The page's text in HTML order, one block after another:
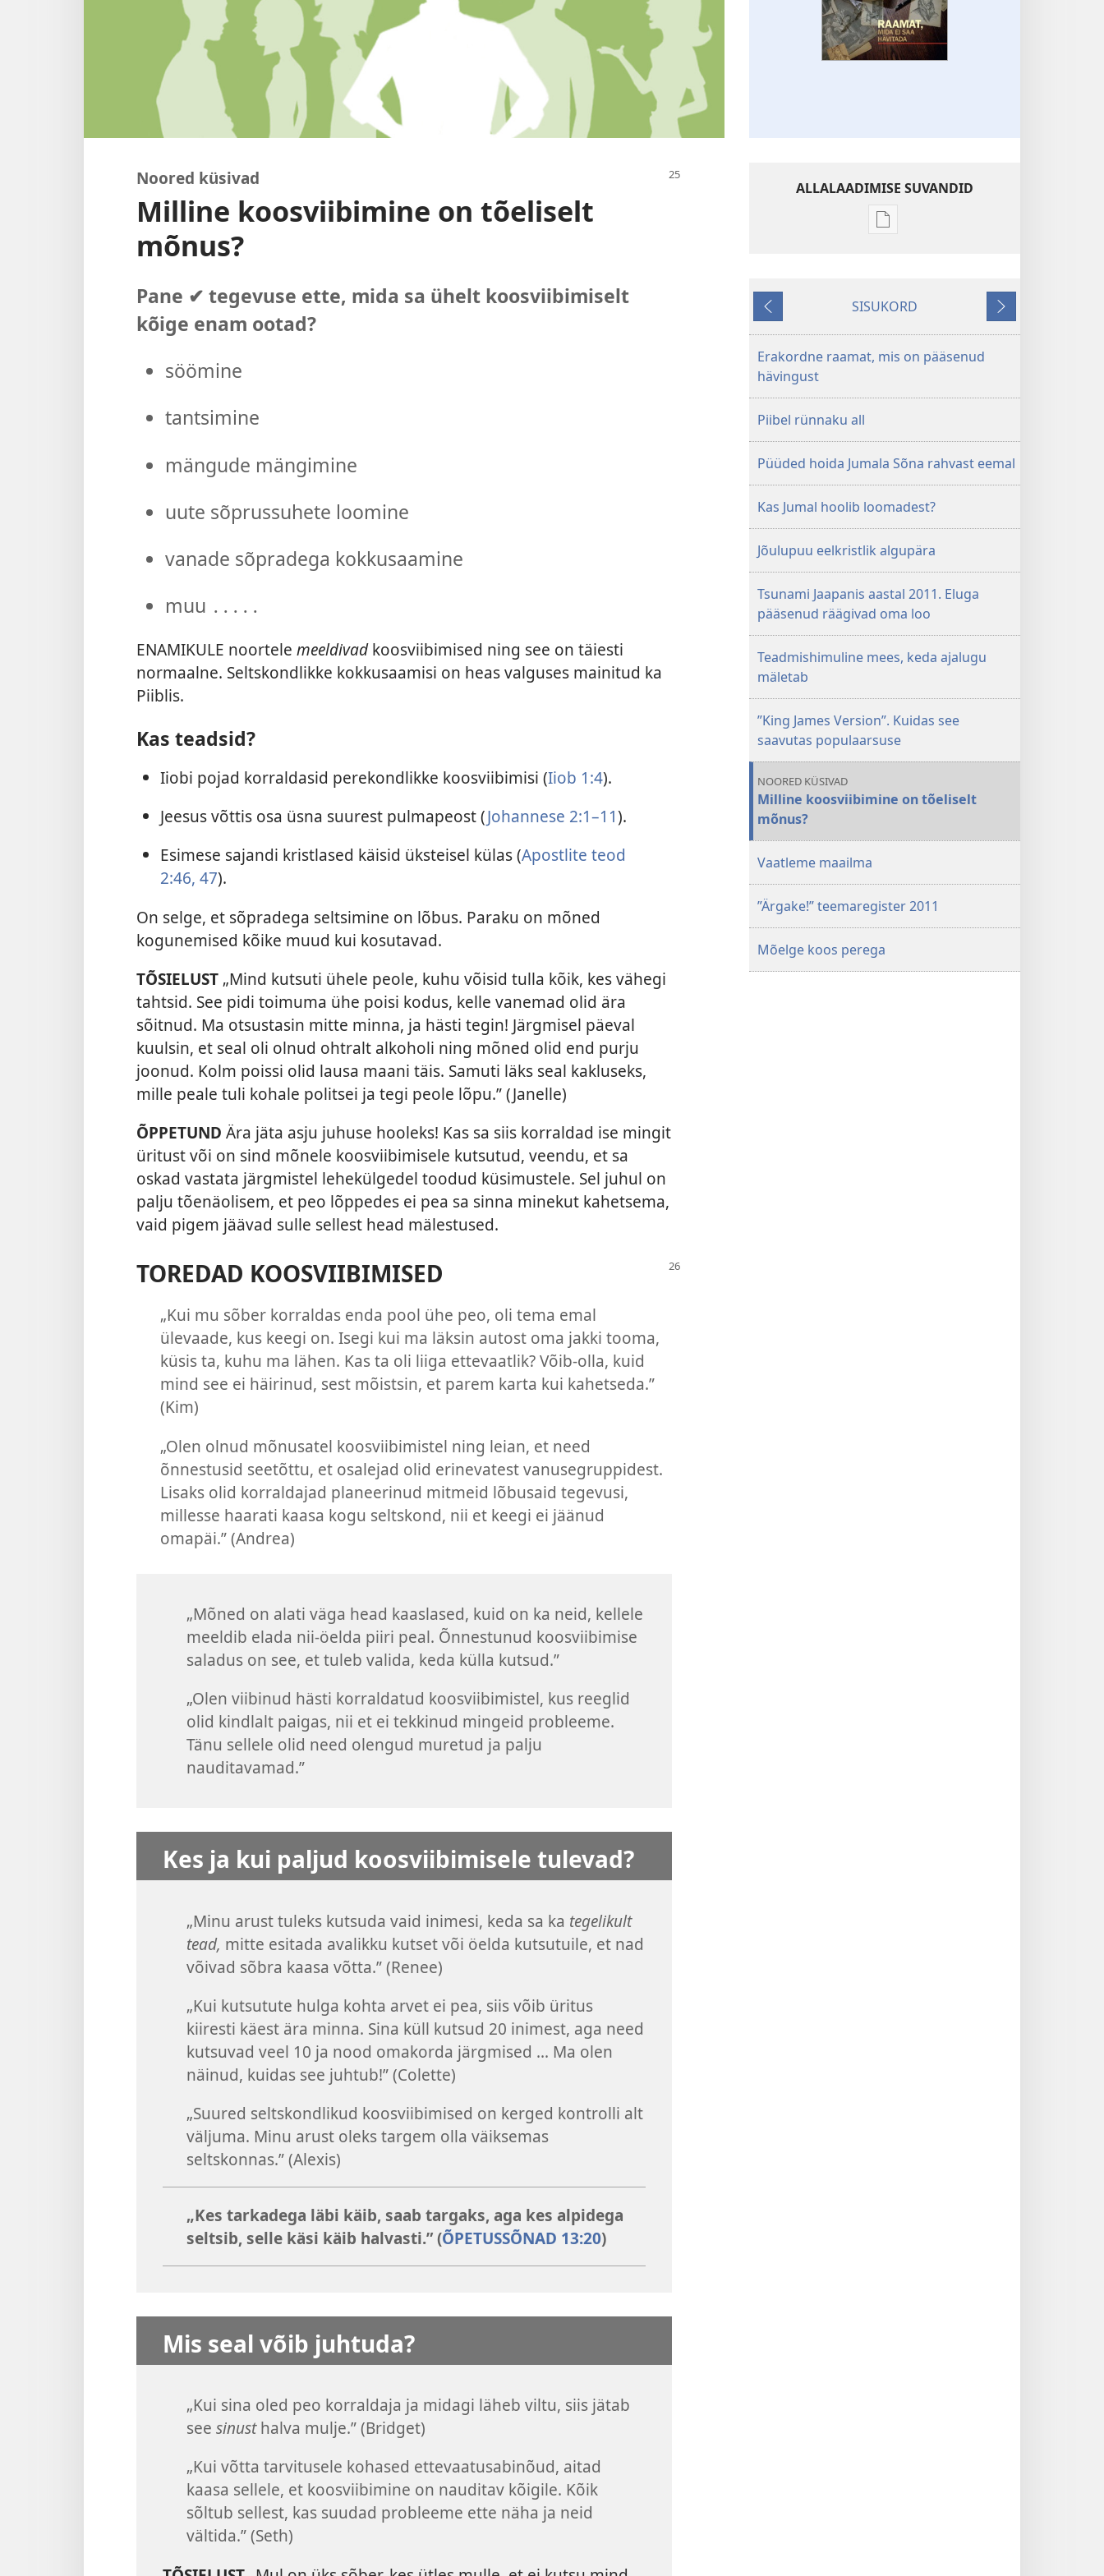
Noored küsivad
Milline koosviibimine on tõeliselt
mõnus?
Pane ✔ tegevuse ette, mida sa ühelt koosviibimiselt
kõige enam ootad?
söömine
tantsimine
mängude mängimine
uute sõprussuhete loomine
vanade sõpradega kokkusaamine
muu ․․․․․
ENAMIKULE noortele meeldivadkoosviibimised ning see on täiesti
normaalne. Seltskondlikke kokkusaamisi on heas valguses mainitud ka
Piiblis.
Kas teadsid?
Iiobi pojad korraldasid perekondlikke koosviibimisi (Iiob 1:4).
Jeesus võttis osa üsna suurest pulmapeost (Johannese 2:1–11).
Esimese sajandi kristlased käisid üksteisel külas (Apostlite teod
2:46, 47).
On selge, et sõpradega seltsimine on lõbus. Paraku on mõned
kogunemised kõike muud kui kosutavad.
TÕSIELUST „Mind kutsuti ühele peole, kuhu võisid tulla kõik, kes vähegi
tahtsid. See pidi toimuma ühe poisi kodus, kelle vanemad olid ära
sõitnud. Ma otsustasin mitte minna, ja hästi tegin! Järgmisel päeval
kuulsin, et seal oli olnud ohtralt alkoholi ning mõned olid end purju
joonud. Kolm poissi olid lausa maani täis. Samuti läks seal kakluseks,
mille peale tuli kohale politsei ja tegi peole lõpu.” (Janelle)
ÕPPETUND Ära jäta asju juhuse hooleks! Kas sa siis korraldad ise mingit
üritust või on sind mõnele koosviibimisele kutsutud, veendu, et sa
oskad vastata järgmistel lehekülgedel toodud küsimustele. Sel juhul on
palju tõenäolisem, et peo lõppedes ei pea sa sinna minekut kahetsema,
vaid pigem jäävad sulle sellest head mälestused.
TOREDAD KOOSVIIBIMISED
„Kui mu sõber korraldas enda pool ühe peo, oli tema emal
ülevaade, kus keegi on. Isegi kui ma läksin autost oma jakki tooma,
küsis ta, kuhu ma lähen. Kas ta oli liiga ettevaatlik? Võib-olla, kuid
mind see ei häirinud, sest mõistsin, et parem karta kui kahetseda.”
(Kim)
„Olen olnud mõnusatel koosviibimistel ning leian, et need
õnnestusid seetõttu, et osalejad olid erinevatest vanusegruppidest.
Lisaks olid korraldajad planeerinud mitmeid lõbusaid tegevusi,
millesse haarati kaasa kogu seltskond, nii et keegi ei jäänud
omapäi.” (Andrea)
„Mõned on alati väga head kaaslased, kuid on ka neid, kellele
meeldib elada nii-öelda piiri peal. Õnnestunud koosviibimise
saladus on see, et tuleb valida, keda külla kutsud.”
„Olen viibinud hästi korraldatud koosviibimistel, kus reeglid
olid kindlalt paigas, nii et ei tekkinud mingeid probleeme.
Tänu sellele olid need olengud muretud ja palju
nauditavamad.”
Kes ja kui paljud koosviibimisele tulevad?
„Minu arust tuleks kutsuda vaid inimesi, keda sa ka tegelikult
tead, mitte esitada avalikku kutset või öelda kutsutuile, et nad
võivad sõbra kaasa võtta.” (Renee)
„Kui kutsutute hulga kohta arvet ei pea, siis võib üritus
kiiresti käest ära minna. Sina küll kutsud 20 inimest, aga need
kutsuvad veel 10 ja nood omakorda järgmised ... Ma olen
näinud, kuidas see juhtub!” (Colette)
„Suured seltskondlikud koosviibimised on kerged kontrolli alt
väljuma. Minu arust oleks targem olla väiksemas
seltskonnas.” (Alexis)
„Kes tarkadega läbi käib, saab targaks, aga kes alpidega
seltsib, selle käsi käib halvasti.” (ÕPETUSSÕNAD 13:20)
Mis seal võib juhtuda?
„Kui sina oled peo korraldaja ja midagi läheb viltu, siis jätab
see sinusthalva mulje.” (Bridget)
„Kui võtta tarvitusele kohased ettevaatusabinõud, aitad
kaasa sellele, et koosviibimine on nauditav kõigile. Kõik
sõltub sellest, kas suudad probleeme ette näha ja neid
vältida.” (Seth)
ALLALAADIMISE SUVANDID
Väljaannete
Tagasi
SISUKORD
Edasi
Erakordne raamat, mis on pääsenud
hävingust
Piibel rünnaku all
Püüded hoida Jumala Sõna rahvast eemal
Kas Jumal hoolib loomadest?
Jõulupuu eelkristlik algupära
Tsunami Jaapanis aastal 2011. Eluga
pääsenud räägivad oma loo
Teadmishimuline mees, keda ajalugu
mäletab
”King James Version”. Kuidas see
saavutas populaarsuse
NOORED KÜSIVAD
Milline koosviibimine on tõeliselt
mõnus?
Vaatleme maailma
”Ärgake!” teemaregister 2011
Mõelge koos perega